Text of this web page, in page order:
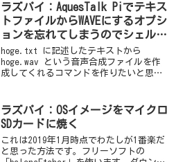
ラズパイ：AquesTalk Piでテキス
トファイルからWAVEにするオプシ
ョンを忘れてしまうのでシェル化
する
hoge.txt に記述したテキストから
hoge.wav という音声合成ファイルを作
成してくれるコマンドを作りたいと思い
ラズパイ：OSイメージをマイクロ
SDカードに焼く
これは2019年1月時点でわたしが1番楽だ
と思った方法です。フリーソフトの